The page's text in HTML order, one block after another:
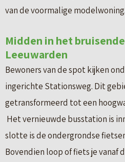
van de voormalige modelwoning.
Midden in het
Leeuwarden
Bewoners van de spot kijken
ingerichte Stationsweg. Dit
getransformeerd tot een
Het vernieuwde busstation is
slotte is de ondergrondse
Bovendien loop of fiets je vanaf